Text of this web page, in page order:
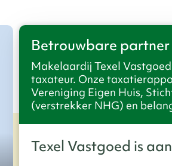
Betrouwbare partner
Makelaardij Texel
taxateur. Onze
Vereniging Eigen Huis,
(verstrekker NHG) en
Texel Vastgoed is